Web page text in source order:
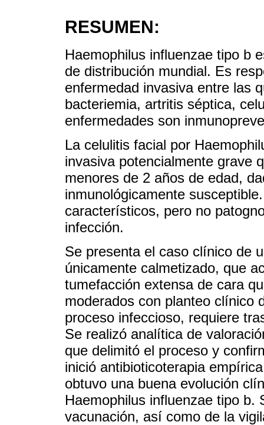
RESUMEN:
Haemophilus influenzae tipo b
de distribución mundial. Es
enfermedad invasiva entre las
bacteriemia, artritis séptica,
enfermedades son
La celulitis facial por
invasiva potencialmente grave
menores de 2 años de edad,
inmunológicamente
característicos, pero no
infección.
Se presenta el caso clínico de
únicamente calmetizado, que
tumefacción extensa de cara
moderados con planteo clínico
proceso infeccioso, requiere
Se realizó analítica de
que delimitó el proceso y
inició antibioticoterapia
obtuvo una buena evolución
Haemophilus influenzae tipo b.
vacunación, así como de la